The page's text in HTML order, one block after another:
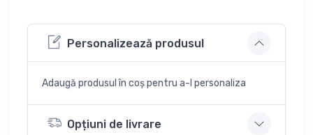
Personalizează produsul
Adaugă produsul în coș pentru a-l personaliza
Opțiuni de livrare